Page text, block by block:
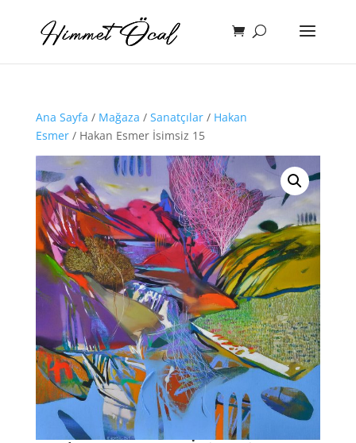
Ana Sayfa / Mağaza / Sanatçılar/ Hakan
Esmer/ Hakan Esmer İsimsiz 15